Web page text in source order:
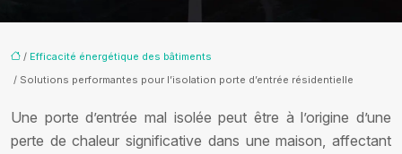
/ Efficacité énergétique des bâtiments
/ Solutions performantes pour l’isolation porte d’entrée résidentielle
Une porte d’entrée mal isolée peut être à l’origine d’une
perte de chaleur significative dans une maison, affectant